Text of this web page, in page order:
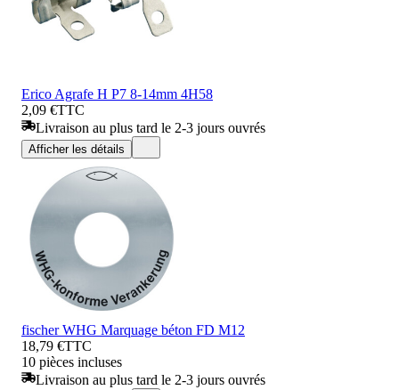
Erico Agrafe H P7 8-14mm 4H58
2,09 €TTC
Livraison au plus tard le 2-3 jours ouvrés
Afficher les détails
fischer WHG Marquage béton FD M12
18,79 €TTC
10 pièces incluses
Livraison au plus tard le 2-3 jours ouvrés